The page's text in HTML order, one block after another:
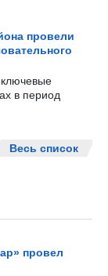
провели
в период
Весь список
провел